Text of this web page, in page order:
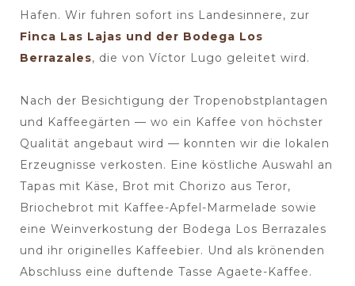
Hafen. Wir fuhren sofort ins Landesinnere, zur
Finca Las Lajas und der Bodega Los
Berrazales, die von Víctor Lugo geleitet wird.
Nach der Besichtigung der Tropenobstplantagen
und Kaffeegärten — wo ein Kaffee von höchster
Qualität angebaut wird — konnten wir die lokalen
Erzeugnisse verkosten. Eine köstliche Auswahl an
Tapas mit Käse, Brot mit Chorizo aus Teror,
Briochebrot mit Kaffee-Apfel-Marmelade sowie
eine Weinverkostung der Bodega Los Berrazales
und ihr originelles Kaffeebier. Und als krönenden
Abschluss eine duftende Tasse Agaete-Kaffee.